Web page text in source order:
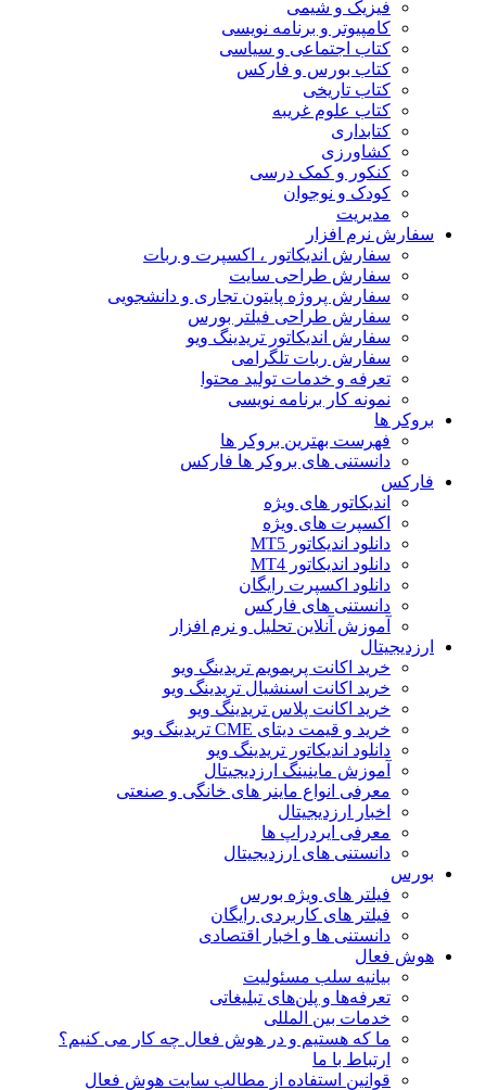
فیزیک و شیمی
کامپیوتر و برنامه نویسی
کتاب اجتماعی و سیاسی
کتاب بورس و فارکس
کتاب تاریخی
کتاب علوم غریبه
کتابداری
کشاورزی
کنکور و کمک‌ درسی
کودک و نوجوان
مدیریت
سفارش نرم افزار
سفارش اندیکاتور ، اکسپرت و ربات
سفارش طراحی سایت
سفارش پروژه پایتون تجاری و دانشجویی
سفارش طراحی فیلتر بورس
سفارش اندیکاتور تریدینگ ویو
سفارش ربات تلگرامی
تعرفه و خدمات تولید محتوا
نمونه کار برنامه نویسی
بروکر ها
فهرست بهترین بروکر ها
دانستنی های بروکر ها فارکس
فارکس
اندیکاتور های ویژه
اکسپرت های ویژه
دانلود اندیکاتور MT5
دانلود اندیکاتور MT4
دانلود اکسپرت رایگان
دانستنی های فارکس
آموزش آنلاین تحلیل و نرم افزار
ارزدیجیتال
خرید اکانت پریمویم تریدینگ ویو
خرید اکانت اسنشیال تریدینگ ویو
خرید اکانت پلاس تریدینگ ویو
خرید و قیمت دیتای CME تریدینگ ویو
دانلود اندیکاتور تریدینگ ویو
آموزش ماینینگ ارزدیجیتال
معرفی انواع ماینر های خانگی و صنعتی
اخبار ارزدیجیتال
معرفی ایردراپ ها
دانستنی های ارزدیجیتال
بورس
فیلتر های ویژه بورس
فیلتر های کاربردی رایگان
دانستنی ها و اخبار اقتصادی
هوش فعال
بیانیه سلب مسئولیت
تعرفه‌ها و پلن‌های تبلیغاتی
خدمات بین المللی
ما که هستیم و در هوش فعال چه کار می کنیم؟
ارتباط با ما
قوانین استفاده از مطالب سایت هوش فعال